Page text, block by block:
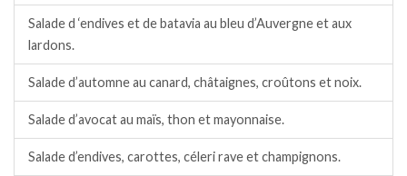
Salade d ‘endives et de batavia au bleu d’Auvergne et aux
lardons.
Salade d’automne au canard, châtaignes, croûtons et noix.
Salade d’avocat au maïs, thon et mayonnaise.
Salade d’endives, carottes, céleri rave et champignons.